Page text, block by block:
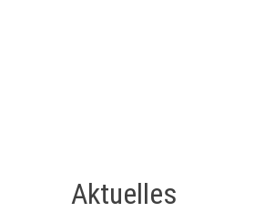
Aktuelles